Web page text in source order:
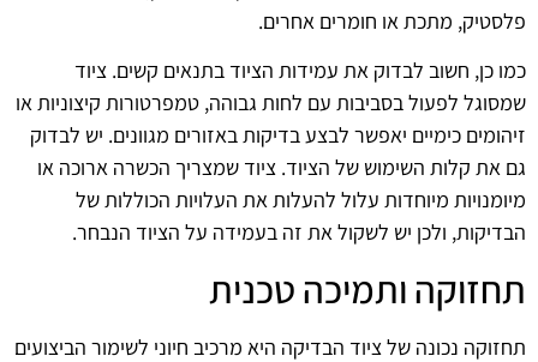
פלסטיק, מתכת או חומרים אחרים.
כמו כן, חשוב לבדוק את עמידות הציוד בתנאים קשים. ציוד
שמסוגל לפעול בסביבות עם לחות גבוהה, טמפרטורות קיצוניות או
זיהומים כימיים יאפשר לבצע בדיקות באזורים מגוונים. יש לבדוק
גם את קלות השימוש של הציוד. ציוד שמצריך הכשרה ארוכה או
מיומנויות מיוחדות עלול להעלות את העלויות הכוללות של
הבדיקות, ולכן יש לשקול את זה בעמידה על הציוד הנבחר.
תחזוקה ותמיכה טכנית
תחזוקה נכונה של ציוד הבדיקה היא מרכיב חיוני לשימור הביצועים